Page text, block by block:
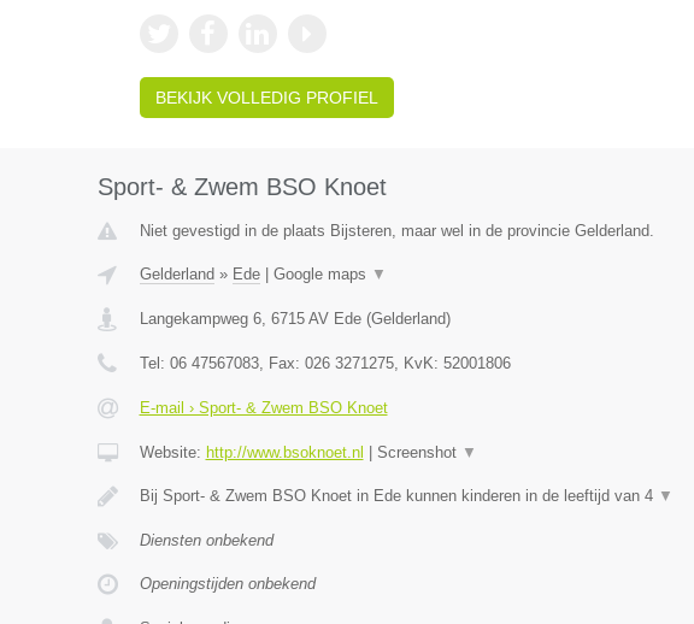
BEKIJK VOLLEDIG PROFIEL
Sport- & Zwem BSO Knoet
Niet gevestigd in de plaats Bijsteren, maar wel in de provincie Gelderland.
Gelderland » Ede| Google maps ▼
Langekampweg 6, 6715 AV Ede(Gelderland)
Tel: 06 47567083, Fax: 026 3271275, KvK: 52001806
E-mail › Sport- & Zwem BSO Knoet
Website: http://www.bsoknoet.nl Screenshot ▼
Bij Sport- & Zwem BSO Knoet in Ede kunnen kinderen in de leeftijd van 4 ▼
Diensten onbekend
Openingstijden onbekend